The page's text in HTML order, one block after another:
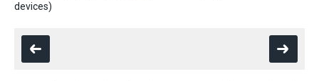
devices)